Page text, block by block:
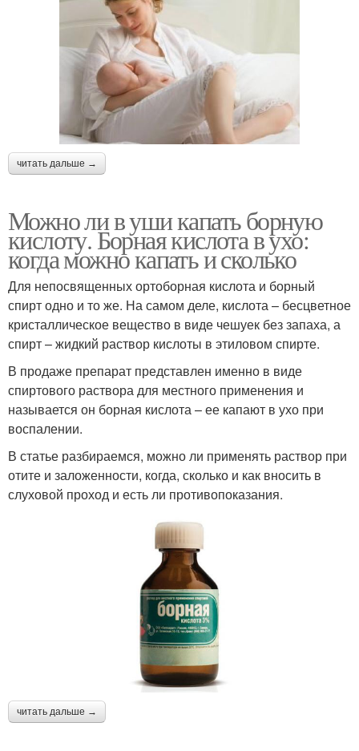
читать дальше →
Можно ли в уши капать борную
кислоту. Борная кислота в ухо:
когда можно капать и сколько
Для непосвященных ортоборная кислота и борный
спирт одно и то же. На самом деле, кислота – бесцветное
кристаллическое вещество в виде чешуек без запаха, а
спирт – жидкий раствор кислоты в этиловом спирте.
В продаже препарат представлен именно в виде
спиртового раствора для местного применения и
называется он борная кислота – ее капают в ухо при
воспалении.
В статье разбираемся, можно ли применять раствор при
отите и заложенности, когда, сколько и как вносить в
слуховой проход и есть ли противопоказания.
читать дальше →